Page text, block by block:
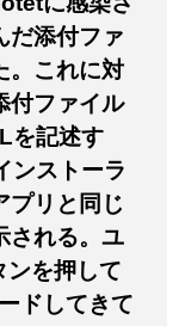
だ添付ファ
。これに対
付ファイル
を記述す
ンストーラ
プリと同じ
される。ユ
を押して
ドしてきて